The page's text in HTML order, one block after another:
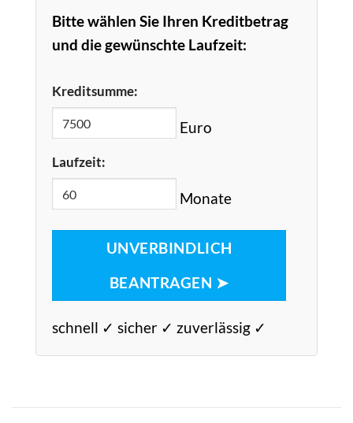
Bitte wählen Sie Ihren Kreditbetrag
und die gewünschte Laufzeit:
Kreditsumme:
Euro
Laufzeit:
Monate
UNVERBINDLICH
BEANTRAGEN ➤
schnell ✓ sicher ✓ zuverlässig ✓